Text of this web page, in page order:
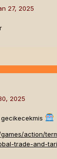
27, 2025
2025
action/
trade-and-